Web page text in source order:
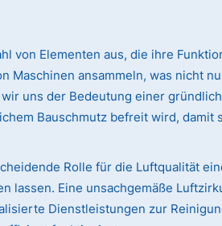
von Elementen aus, die ihre
Maschinen ansammeln, was nicht
uns der Bedeutung einer
Bauschmutz befreit wird, damit
Rolle für die Luftqualität
lassen. Eine unsachgemäße
Dienstleistungen zur